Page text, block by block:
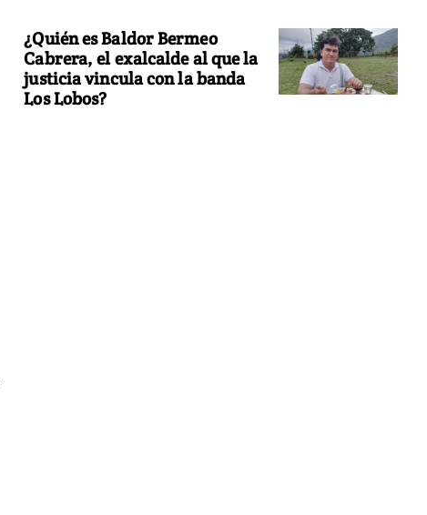
¿Quién es Baldor Bermeo
Cabrera, el exalcalde al que la
justicia vincula con la banda
Los Lobos?